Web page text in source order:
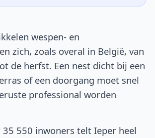
wespen- en
zich, zoals overal in België, van
de herfst. Een nest dicht bij een
of een doorgang moet snel
professional worden
35 550 inwoners telt Ieper heel